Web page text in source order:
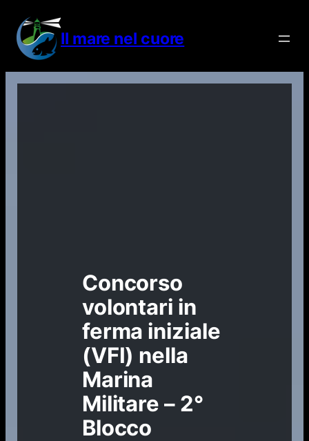
contenuto
Il mare nel cuore
Concorso
volontari in
ferma iniziale
(VFI) nella
Marina
Militare – 2°
Blocco